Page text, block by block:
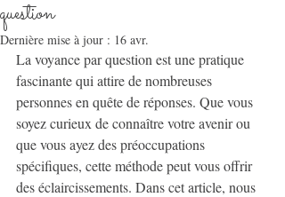
question
Dernière mise à jour : 16 avr.
La voyance par question est une pratique
fascinante qui attire de nombreuses
personnes en quête de réponses. Que vous
soyez curieux de connaître votre avenir ou
que vous ayez des préoccupations
spécifiques, cette méthode peut vous offrir
des éclaircissements. Dans cet article, nous